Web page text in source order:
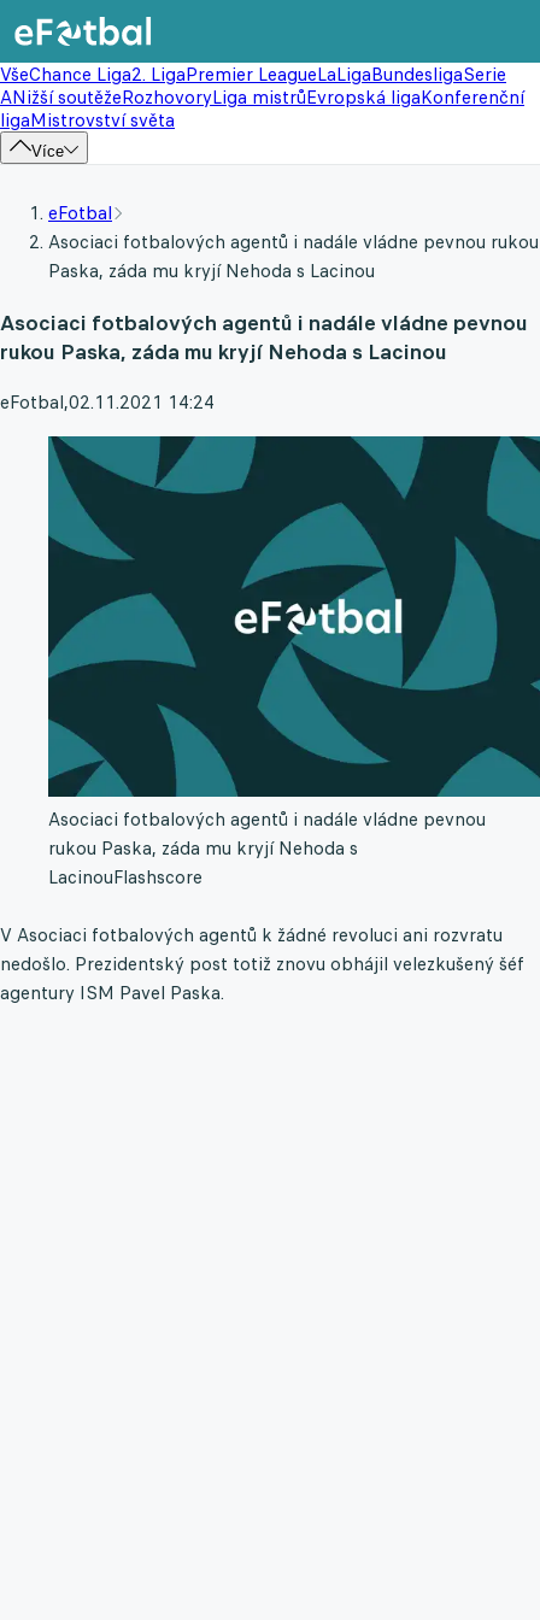
VšeChance Liga2. LigaPremier LeagueLaLigaBundesligaSerie
ANižší soutěžeRozhovoryLiga mistrůEvropská ligaKonferenční
ligaMistrovství světa
Více
eFotbal
Asociaci fotbalových agentů i nadále vládne pevnou rukou
Paska, záda mu kryjí Nehoda s Lacinou
Asociaci fotbalových agentů i nadále vládne pevnou
rukou Paska, záda mu kryjí Nehoda s Lacinou
eFotbal,02.11.2021 14:24
Asociaci fotbalových agentů i nadále vládne pevnou
rukou Paska, záda mu kryjí Nehoda s
LacinouFlashscore
V Asociaci fotbalových agentů k žádné revoluci ani rozvratu
nedošlo. Prezidentský post totiž znovu obhájil velezkušený šéf
agentury ISM Pavel Paska.